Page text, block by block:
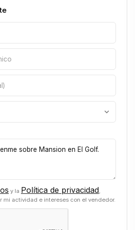
y la Política de privacidad,
mi actividad e intereses con el vendedor.